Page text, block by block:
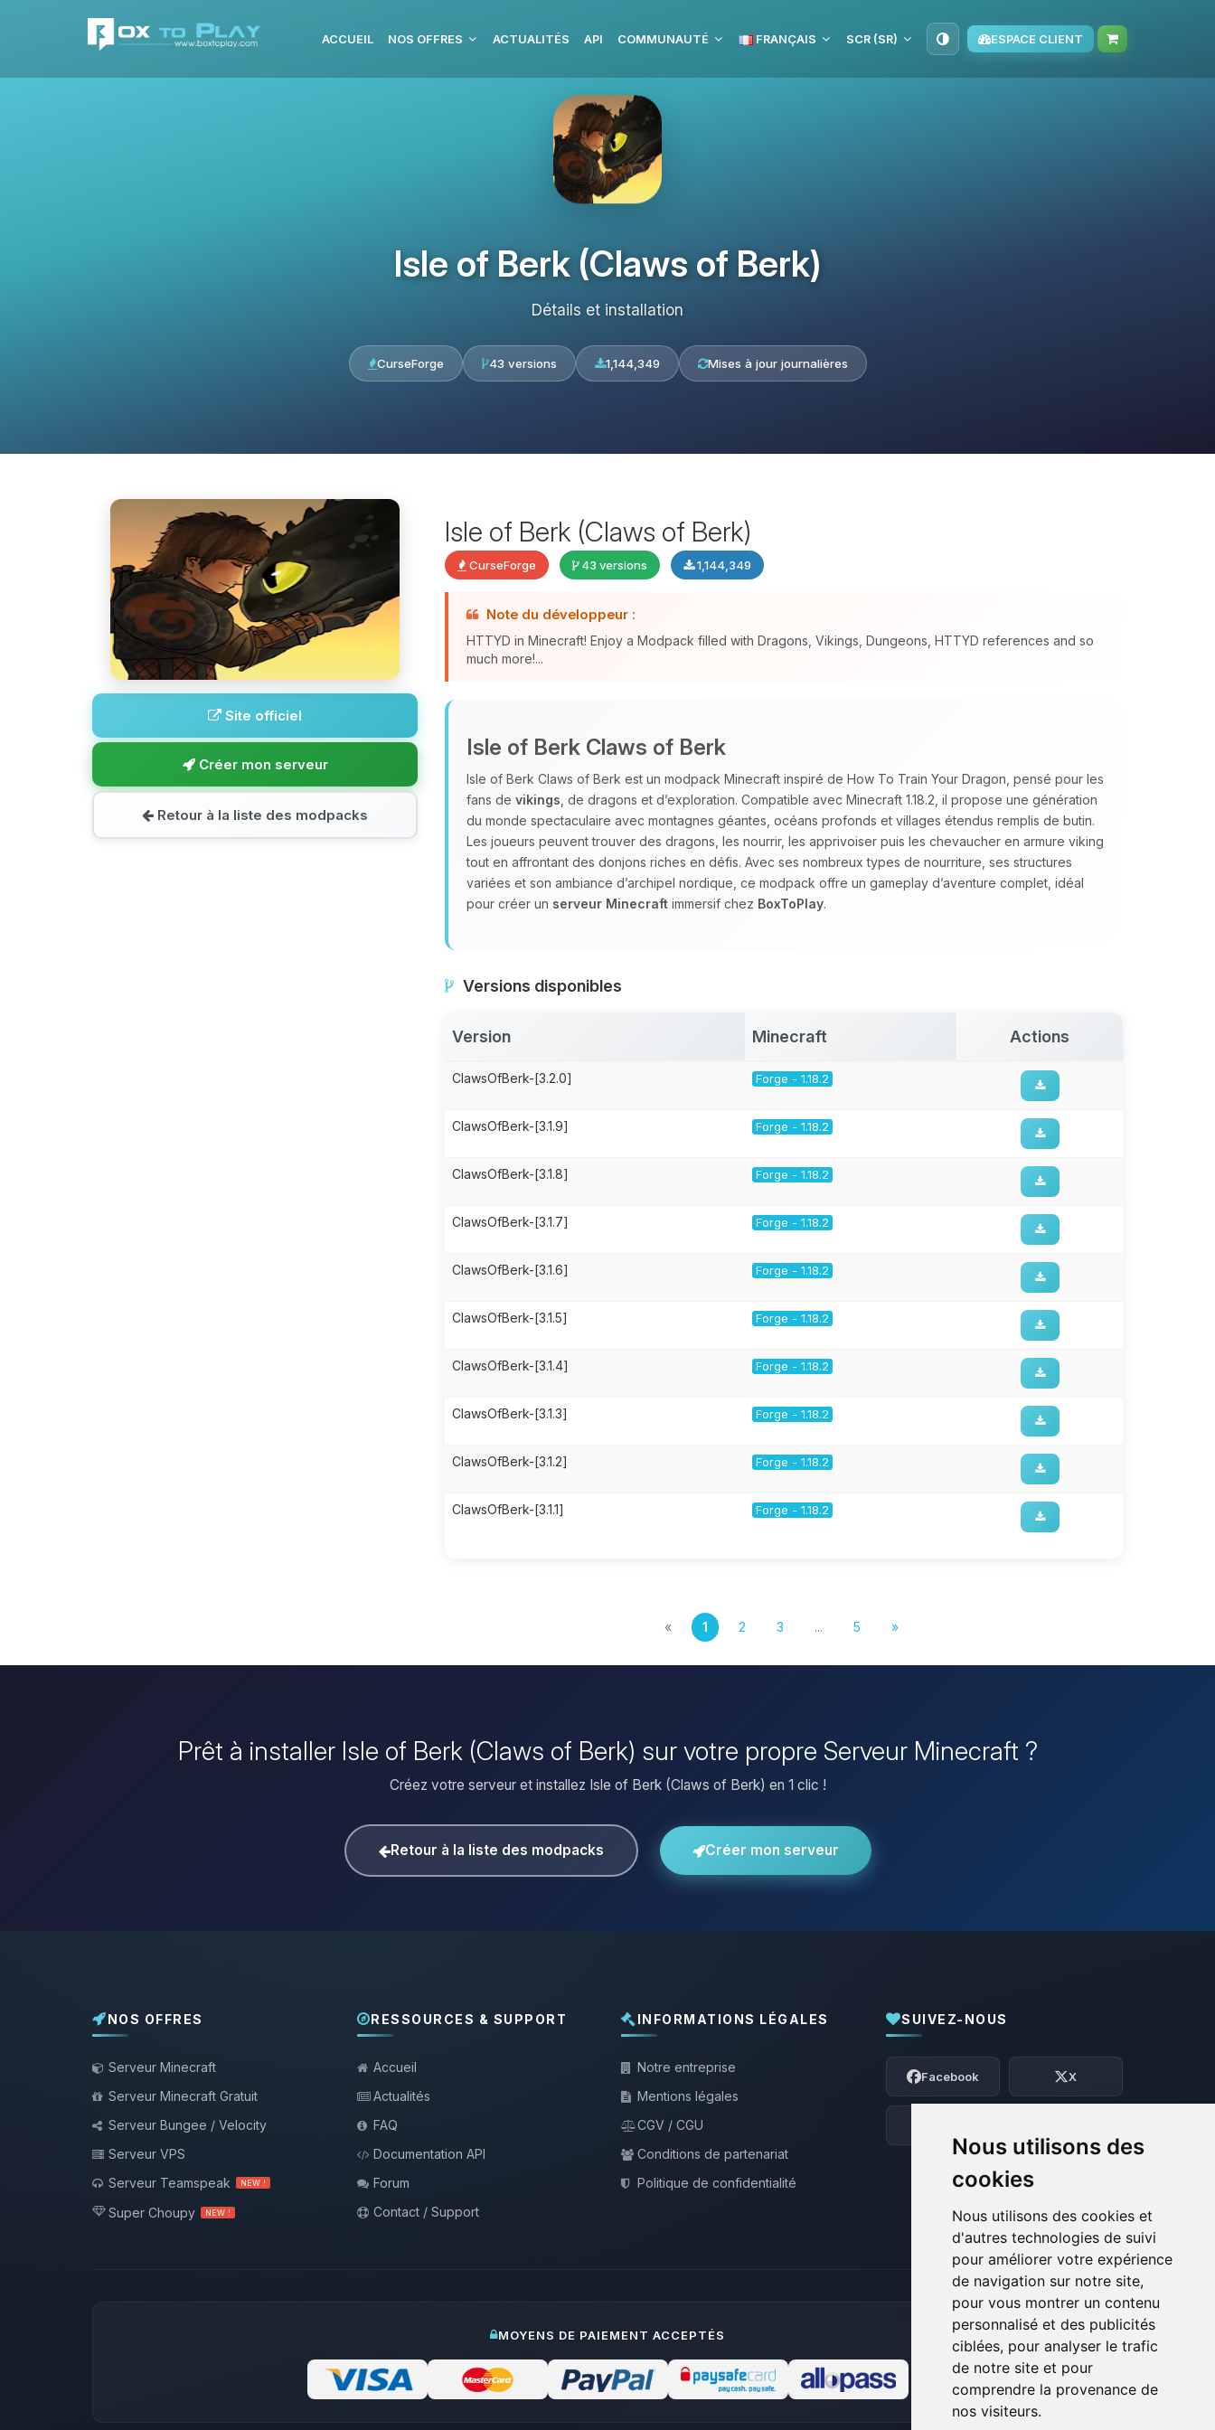
Nous utilisons des
cookies
Nous utilisons des cookies et
d'autres technologies de suivi
pour améliorer votre expérience
de navigation sur notre site,
pour vous montrer un contenu
personnalisé et des publicités
ciblées, pour analyser le trafic
de notre site et pour
comprendre la provenance de
nos visiteurs.
ACCUEIL NOS OFFRES ACTUALITÉS API COMMUNAUTÉ FRANÇAIS SCR (SR) ESPACE CLIENT
Isle of Berk (Claws of Berk)
Détails et installation
CurseForge 43 versions 1,144,349 Mises à jour journalières
Site officiel
Créer mon serveur
Retour à la liste des modpacks
Isle of Berk (Claws of Berk)
CurseForge 43 versions 1,144,349
Note du développeur :
HTTYD in Minecraft! Enjoy a Modpack filled with Dragons, Vikings, Dungeons, HTTYD references and so
much more!...
Isle of Berk Claws of Berk
Isle of Berk Claws of Berk est un modpack Minecraft inspiré de How To Train Your Dragon, pensé pour les
fans de vikings , de dragons et d’exploration. Compatible avec Minecraft 1.18.2, il propose une génération
du monde spectaculaire avec montagnes géantes, océans profonds et villages étendus remplis de butin.
Les joueurs peuvent trouver des dragons, les nourrir, les apprivoiser puis les chevaucher en armure viking
tout en affrontant des donjons riches en défis. Avec ses nombreux types de nourriture, ses structures
variées et son ambiance d’archipel nordique, ce modpack offre un gameplay d’aventure complet, idéal
pour créer un serveur Minecraft immersif chez BoxToPlay.
Versions disponibles
Version Minecraft Actions
ClawsOfBerk-[3.2.0] Forge - 1.18.2
ClawsOfBerk-[3.1.9] Forge - 1.18.2
ClawsOfBerk-[3.1.8] Forge - 1.18.2
ClawsOfBerk-[3.1.7] Forge - 1.18.2
ClawsOfBerk-[3.1.6] Forge - 1.18.2
ClawsOfBerk-[3.1.5] Forge - 1.18.2
ClawsOfBerk-[3.1.4] Forge - 1.18.2
ClawsOfBerk-[3.1.3] Forge - 1.18.2
ClawsOfBerk-[3.1.2] Forge - 1.18.2
ClawsOfBerk-[3.1.1] Forge - 1.18.2
« 1 2 3 ... 5 »
Prêt à installer Isle of Berk (Claws of Berk) sur votre propre Serveur Minecraft ?
Créez votre serveur et installez Isle of Berk (Claws of Berk) en 1 clic !
Retour à la liste des modpacks Créer mon serveur
NOS OFFRES
Serveur Minecraft
Serveur Minecraft Gratuit
Serveur Bungee / Velocity
Serveur VPS
Serveur Teamspeak
NEW !
Super Choupy NEW !
RESSOURCES & SUPPORT
Accueil
Actualités
FAQ
Documentation API
Forum
Contact / Support
INFORMATIONS LÉGALES
Notre entreprise
Mentions légales
CGV / CGU
Conditions de partenariat
Politique de confidentialité
SUIVEZ-NOUS
Facebook X
MOYENS DE PAIEMENT ACCEPTÉS
Youpi, enfin quelqu’un pour me parler !
Moi c’est Choupy, ton petit assistant
BoxToPlay. Dis-moi ce dont tu as besoin
et je vais remuer mes petits circuits
06/08/2026 à 11:28